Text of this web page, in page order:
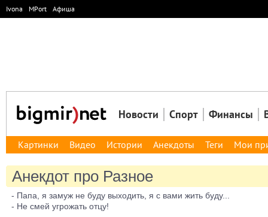
Ivona MPort Афиша
Новости Спорт Финансы
Картинки Видео Истории Анекдоты Теги Мои
Анекдот про Разное
- Папа, я замуж не буду выходить, я с вами жить буду...
- Не смей угрожать отцу!